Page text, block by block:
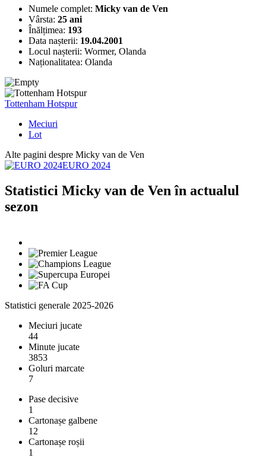
Numele complet: Micky van de Ven
Vârsta: 25 ani
Înălțimea: 193
Data nașterii: 19.04.2001
Locul nașterii: Wormer, Olanda
Naționalitatea: Olanda
Tottenham Hotspur
Meciuri
Lot
Alte pagini despre Micky van de Ven
EURO 2024
Statistici Micky van de Ven în actualul
sezon
Statistici generale 2025-2026
Meciuri jucate
44
Minute jucate
3853
Goluri marcate
7
Pase decisive
1
Cartonașe galbene
12
Cartonașe roșii
1